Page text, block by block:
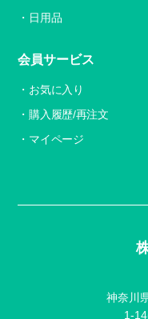
神奈川
1-
日用品
会員サービス
お気に入り
購入履歴/再注文
マイページ